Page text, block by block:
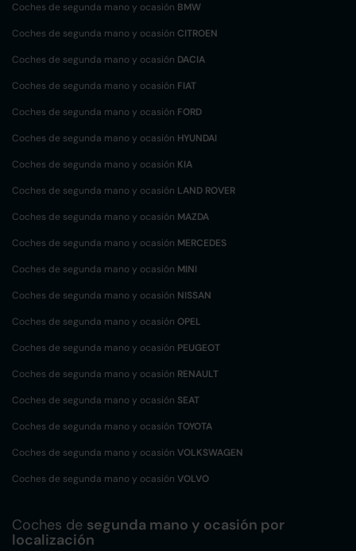
Coches de segunda mano y ocasión BMW
Coches de segunda mano y ocasión CITROEN
Coches de segunda mano y ocasión DACIA
Coches de segunda mano y ocasión FIAT
Coches de segunda mano y ocasión FORD
Coches de segunda mano y ocasión HYUNDAI
Coches de segunda mano y ocasión KIA
Coches de segunda mano y ocasión LAND ROVER
Coches de segunda mano y ocasión MAZDA
Coches de segunda mano y ocasión MERCEDES
Coches de segunda mano y ocasión MINI
Coches de segunda mano y ocasión NISSAN
Coches de segunda mano y ocasión OPEL
Coches de segunda mano y ocasión PEUGEOT
Coches de segunda mano y ocasión RENAULT
Coches de segunda mano y ocasión SEAT
Coches de segunda mano y ocasión TOYOTA
Coches de segunda mano y ocasión VOLKSWAGEN
Coches de segunda mano y ocasión VOLVO
Coches de segunda mano y ocasión por
localización